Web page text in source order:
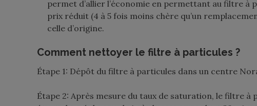
permet d’allier l’économie en permettant au filtre
prix réduit (4 à 5 fois moins chère qu’un
celle d’origine.
Comment nettoyer le filtre à particules ?
Étape 1: Dépôt du filtre à particules dans un centre
Étape 2: Après mesure du taux de saturation, le filtre